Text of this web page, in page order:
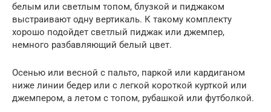
белым или светлым топом, блузкой и пиджаком
выстраивают одну вертикаль. К такому комплекту
хорошо подойдет светлый пиджак или джемпер,
немного разбавляющий белый цвет.
Осенью или весной с пальто, паркой или кардиганом
ниже линии бедер или с легкой короткой курткой или
джемпером, а летом с топом, рубашкой или футболкой.